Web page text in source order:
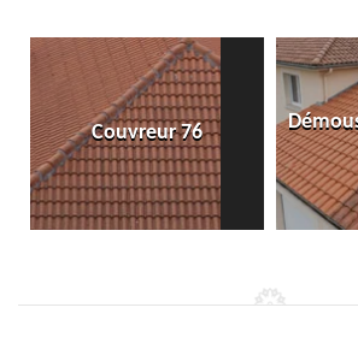
Démoussage de toiture
76